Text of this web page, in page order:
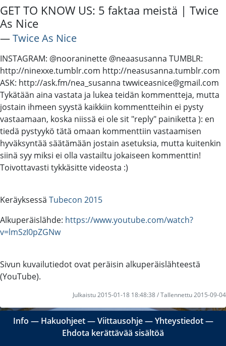
GET TO KNOW US: 5 faktaa meistä | Twice
As Nice
―Twice As Nice
INSTAGRAM: @nooraninette @neaasusanna TUMBLR:
http://ninexxe.tumblr.com http://neasusanna.tumblr.com
ASK: http://ask.fm/nea_susanna twwiceasnice@gmail.com
Tykätään aina vastata ja lukea teidän kommentteja, mutta
jostain ihmeen syystä kaikkiin kommentteihin ei pysty
vastaamaan, koska niissä ei ole sit "reply" painiketta ): en
tiedä pystyykö tätä omaan kommenttiin vastaamisen
hyväksyntää säätämään jostain asetuksia, mutta kuitenkin
siinä syy miksi ei olla vastailtu jokaiseen kommenttin!
Toivottavasti tykkäsitte videosta :)
Keräyksessä Tubecon 2015
Alkuperäislähde: https://www.youtube.com/watch?
v=lmSzI0pZGNw
Sivun kuvailutiedot ovat peräisin alkuperäislähteestä
(YouTube).
Julkaistu 2015-01-18 18:48:38 / Tallennettu 2015-09-04
Info ― Hakuohjeet―Viittausohje―Yhteystiedot―
Ehdota kerättävää sisältöä